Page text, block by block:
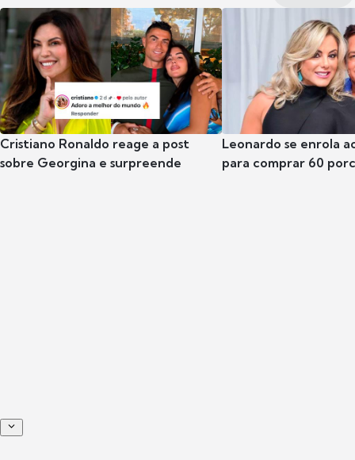
Cristiano Ronaldo reage a post
sobre Georgina e surpreende
Leonardo se enrola
para comprar 60